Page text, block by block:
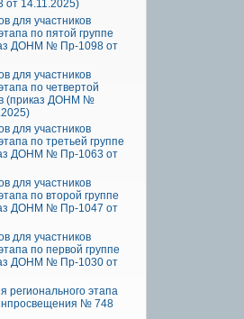
14.11.2025)
для участников
по пятой группе
ДОНМ № Пр-1098 от
для участников
по четвертой
(приказ ДОНМ №
для участников
по третьей группе
ДОНМ № Пр-1063 от
для участников
по второй группе
ДОНМ № Пр-1047 от
для участников
по первой группе
ДОНМ № Пр-1030 от
регионального этапа
№ 748